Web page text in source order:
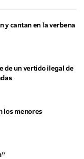
y cantan en la verbena
de un vertido ilegal de
los menores